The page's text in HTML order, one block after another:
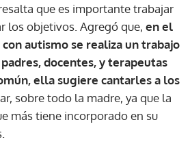
que es importante trabajar
los objetivos. Agregó que, en el
autismo se realiza un trabajo
docentes, y terapeutas
ella sugiere cantarles a los
sobre todo la madre, ya que la
más tiene incorporado en su